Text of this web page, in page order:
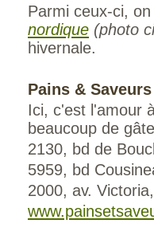
Parmi ceux-ci,
nordique (photo
hiverna­le.
Pains & Saveurs
Ici, c'est l'amour
beaucoup de
2130, bd de
5959, bd
2000, av.